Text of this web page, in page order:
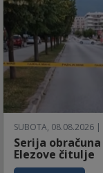
SUBOTA, 08.08.2026
Serija
Elezove čitulje